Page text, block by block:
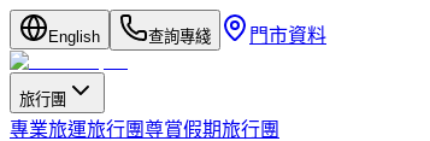
English 查詢專綫 門市資料
旅行團
專業旅運旅行團尊賞假期旅行團